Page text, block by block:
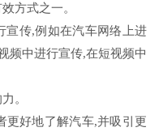
方式之一。
宣传,例如在汽车网络上进
频中进行宣传,在短视频中
。
更好地了解汽车,并吸引更